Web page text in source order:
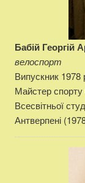
Бабій Георгій
велоспорт
Випускник 1978
Майстер
Всесвітньої
Антверпені